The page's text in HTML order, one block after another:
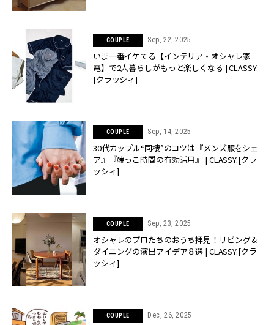
COUPLE Sep, 22, 2025
いま一番イケてる【インテリア・オシャレ家
電】で2人暮らしがもっと楽しくなる | CLASSY.
[クラッシィ]
COUPLE Sep, 14, 2025
30代カップル“同棲”のコツは『メンズ服をシェ
ア』『端っこ時間の有効活用』 | CLASSY.[クラ
ッシィ]
COUPLE Sep, 23, 2025
オシャレのプロたちのおうち拝見！リビング＆
ダイニングの演出アイデア８選 | CLASSY.[クラ
ッシィ]
COUPLE Dec, 26, 2025